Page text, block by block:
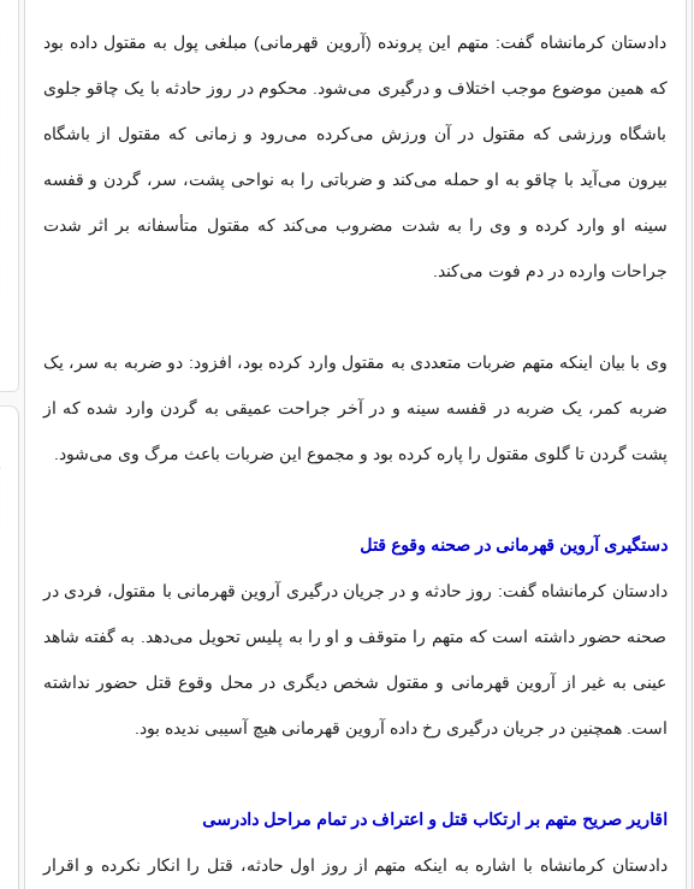
دادستان کرمانشاه گفت: متهم این پرونده (آروین قهرمانی) مبلغی پول به مقتول داده بود
که همین موضوع موجب اختلاف و درگیری می‌شود. محکوم در روز حادثه با یک چاقو جلوی
باشگاه ورزشی که مقتول در آن ورزش می‌کرده می‌رود و زمانی که مقتول از باشگاه
بیرون می‌آید با چاقو به او حمله می‌کند و ضرباتی را به نواحی پشت، سر، گردن و قفسه
سینه او وارد کرده و وی را به شدت مضروب می‌کند که مقتول متأسفانه بر اثر شدت
جراحات وارده در دم فوت می‌کند.
وی با بیان اینکه متهم ضربات متعددی به مقتول وارد کرده بود، افزود: دو ضربه به سر، یک
ضربه کمر، یک ضربه در قفسه سینه و در آخر جراحت عمیقی به گردن وارد شده که از
پشت گردن تا گلوی مقتول را پاره کرده بود و مجموع این ضربات باعث مرگ وی می‌شود.
دستگیری آروین قهرمانی در صحنه وقوع قتل
دادستان کرمانشاه گفت: روز حادثه و در جریان درگیری آروین قهرمانی با مقتول، فردی در
صحنه حضور داشته است که متهم را متوقف و او را به پلیس تحویل می‌دهد. به گفته شاهد
عینی به غیر از آروین قهرمانی و مقتول شخص دیگری در محل وقوع قتل حضور نداشته
است. همچنین در جریان درگیری رخ داده آروین قهرمانی هیچ آسیبی ندیده بود.
اقاریر صریح متهم بر ارتکاب قتل و اعتراف در تمام مراحل دادرسی
دادستان کرمانشاه با اشاره به اینکه متهم از روز اول حادثه، قتل را انکار نکرده و اقرار